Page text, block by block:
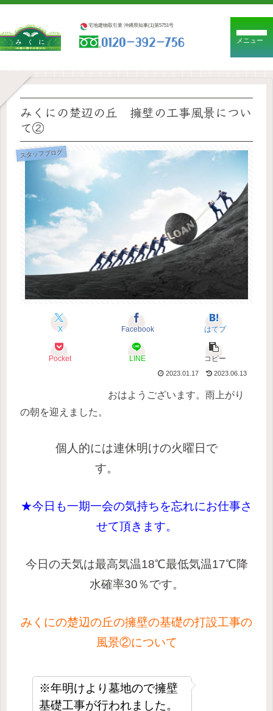
宅地建物取引業 沖縄県知事(1)第5751号
メニュー
みくにの楚辺の丘 擁壁の工事風景につい
て②
スタッフブログ
X Facebook はてブ
Pocket LINE コピー
2023.01.17 2023.06.13
おはようございます。雨上がり
の朝を迎えました。
個人的には連休明けの火曜日で
す。
★今日も一期一会の気持ちを忘れにお仕事さ
せて頂きます。
今日の天気は最高気温18℃最低気温17℃降
水確率30％です。
みくにの楚辺の丘の擁壁の基礎の打設工事の
風景②について
※年明けより墓地ので擁壁
基礎工事が行われました。